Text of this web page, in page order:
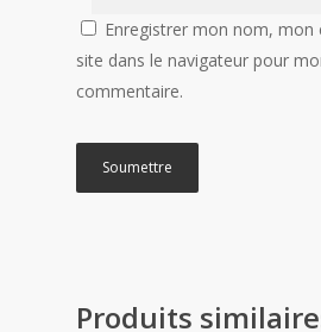
Enregistrer mon nom, mon
site dans le navigateur pour
commentaire.
Produits